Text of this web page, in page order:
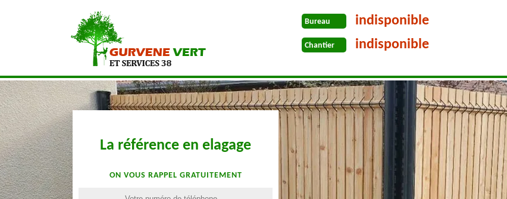
Bureau indisponible
Chantier indisponible
La référence en elagage
ON VOUS RAPPEL GRATUITEMENT